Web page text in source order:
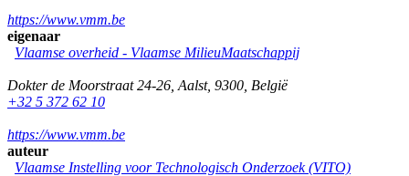
https://www.vmm.be
eigenaar
Vlaamse overheid - Vlaamse MilieuMaatschappij
Dokter de Moorstraat 24-26 Aalst, 9300 België
+32 5 372 62 10
https://www.vmm.be
auteur
Vlaamse Instelling voor Technologisch Onderzoek (VITO)